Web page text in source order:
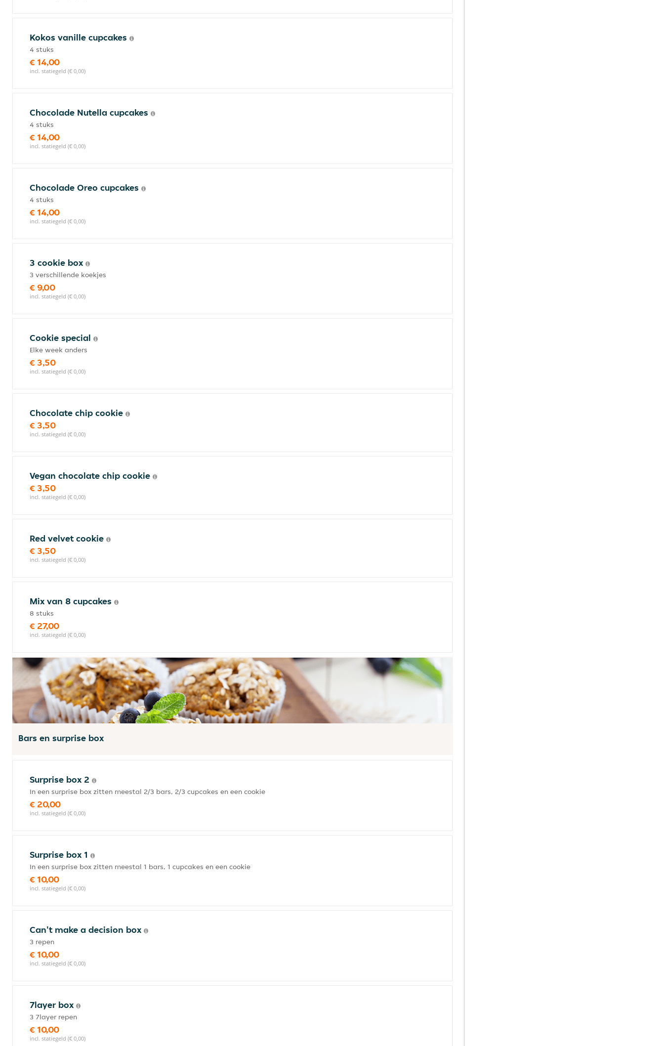
Kokos vanille cupcakes
4 stuks
€ 14,00
incl. statiegeld (€ 0,00)
Chocolade Nutella cupcakes
4 stuks
€ 14,00
incl. statiegeld (€ 0,00)
Chocolade Oreo cupcakes
4 stuks
€ 14,00
incl. statiegeld (€ 0,00)
3 cookie box
3 verschillende koekjes
€ 9,00
incl. statiegeld (€ 0,00)
Cookie special
Elke week anders
€ 3,50
incl. statiegeld (€ 0,00)
Chocolate chip cookie
€ 3,50
incl. statiegeld (€ 0,00)
Vegan chocolate chip cookie
€ 3,50
incl. statiegeld (€ 0,00)
Red velvet cookie
€ 3,50
incl. statiegeld (€ 0,00)
Mix van 8 cupcakes
8 stuks
€ 27,00
incl. statiegeld (€ 0,00)
Bars en surprise box
Surprise box 2
In een surprise box zitten meestal 2/3 bars, 2/3 cupcakes en een cookie
€ 20,00
incl. statiegeld (€ 0,00)
Surprise box 1
In een surprise box zitten meestal 1 bars, 1 cupcakes en een cookie
€ 10,00
incl. statiegeld (€ 0,00)
Can't make a decision box
3 repen
€ 10,00
incl. statiegeld (€ 0,00)
7layer box
3 7layer repen
€ 10,00
incl. statiegeld (€ 0,00)